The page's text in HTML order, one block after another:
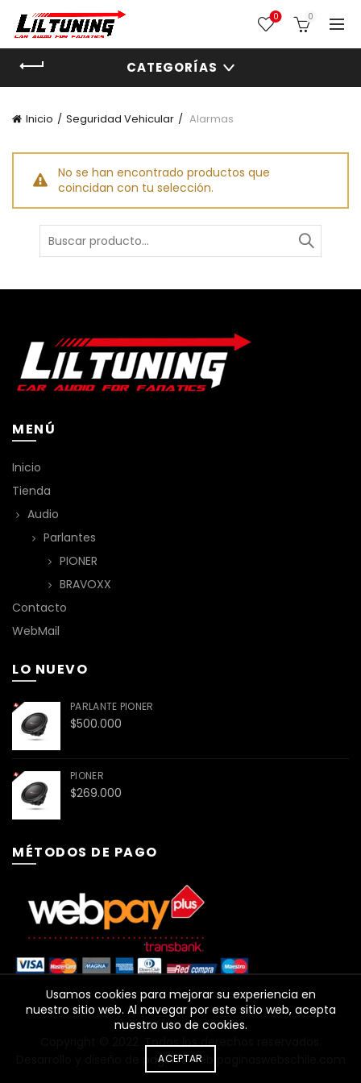
0 0
CATEGORÍAS
Inicio Seguridad Vehicular Alarmas
No se han encontrado productos que
coincidan con tu selección.
Buscar
MENÚ
Inicio
Tienda
Audio
Parlantes
PIONER
BRAVOXX
Contacto
WebMail
LO NUEVO
PARLANTE PIONER
$500.000
PIONER
$269.000
MÉTODOS DE PAGO
Copyright ©️ 2022. Todos los derechos reservados.
Desarrollo y diseño de paginas web
Usamos cookies para mejorar su experiencia en
nuestro sitio web. Al navegar por este sitio web, acepta
nuestro uso de cookies.
ACEPTAR